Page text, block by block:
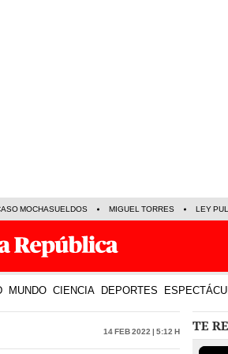
MOCHASUELDOS MIGUEL TORRES LEY
MUNDO CIENCIA DEPORTES
14 Feb 2022 | 5:12 h TE